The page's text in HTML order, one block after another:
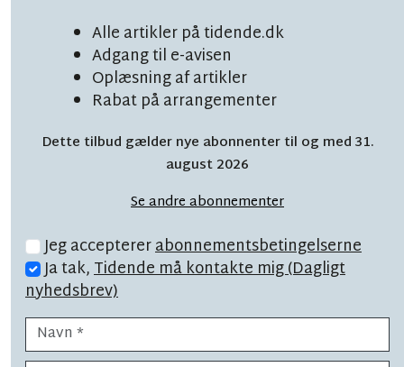
Alle artikler på tidende.dk
Adgang til e-avisen
Oplæsning af artikler
Rabat på arrangementer
Dette tilbud gælder nye abonnenter til og med 31.
august 2026
Se andre abonnementer
Jeg acceptererabonnementsbetingelserne
Ja tak,Tidende må kontakte mig (Dagligt
nyhedsbrev)
Brand i silo: Har
mandskab fra hele øen
LÆSETID 1 MIN.
Snart på plads: Ny skoleleder i
sigte